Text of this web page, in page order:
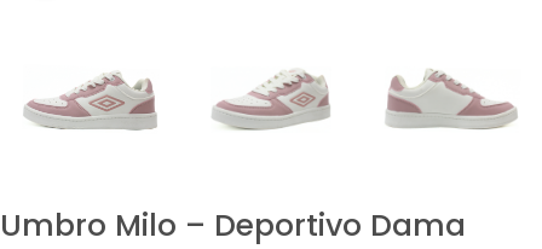
Umbro Milo – Deportivo Dama